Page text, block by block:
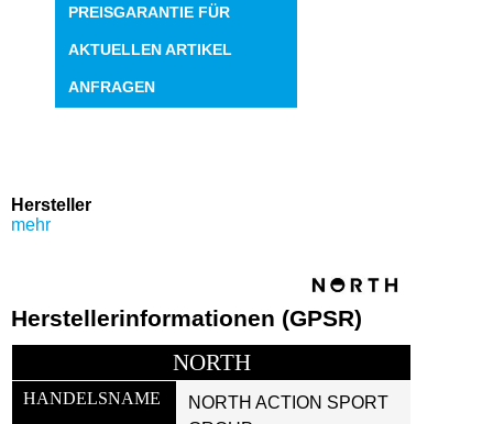
PREISGARANTIE FÜR
AKTUELLEN ARTIKEL
ANFRAGEN
Hersteller
mehr
Herstellerinformationen (GPSR)
NORTH
HANDELSNAME
NORTH ACTION SPORT